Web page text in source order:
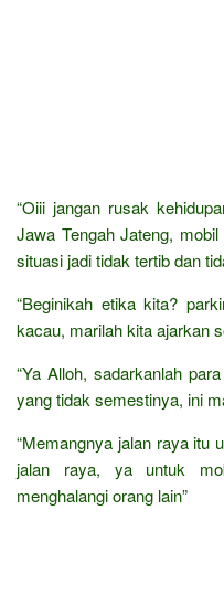
“Oiii jangan rusak
Jawa Tengah Jateng,
situasi jadi tidak tertib dan
“Beginikah etika kita?
kacau, marilah kita ajarkan
“Ya Alloh, sadarkanlah
yang tidak semestinya, ini
“Memangnya jalan raya itu
jalan raya, ya untuk
menghalangi orang lain”